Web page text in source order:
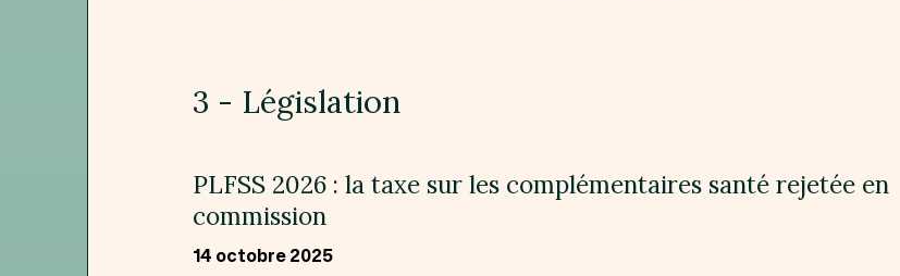
3 - Législation
PLFSS 2026 : la taxe sur les complémentaires santé rejetée en
commission
14 octobre 2025